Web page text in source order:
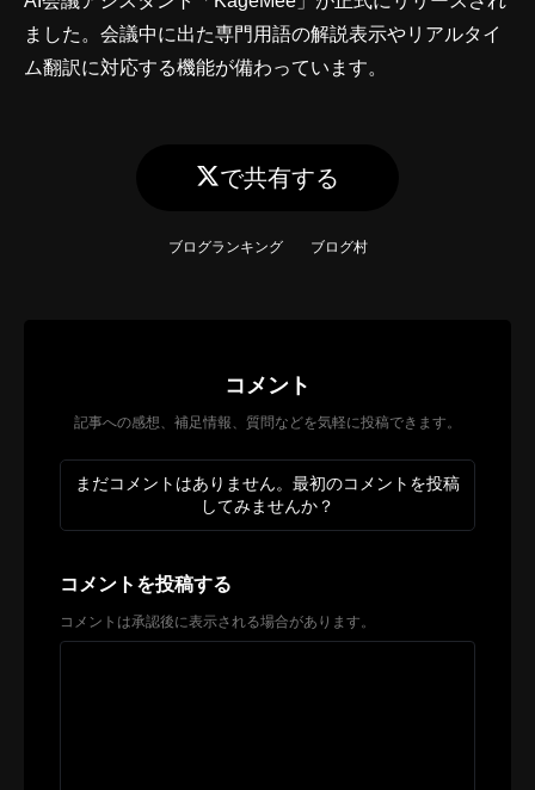
ました。会議中に出た専門用語の解説表示やリアルタイ
ム翻訳に対応する機能が備わっています。
で共有する
ブログランキング ブログ村
コメント
記事への感想、補足情報、質問などを気軽に投稿できます。
まだコメントはありません。最初のコメントを投稿
してみませんか？
コメントを投稿する
コメントは承認後に表示される場合があります。